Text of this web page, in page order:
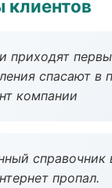
приходят
спасают в
компании
справочник
пропал.